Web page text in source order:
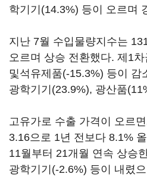
학기기(14.3%) 등이 오르며
지난 7월 수입물량지수는
오르며 상승 전환했다. 제1
및석유제품(-15.3%) 등이 감
광학기기(23.9%), 광산품
고유가로 수출 가격이 오르
3.16으로 1년 전보다 8.1%
11월부터 21개월 연속 상승
광학기기(-2.6%) 등이 내렸